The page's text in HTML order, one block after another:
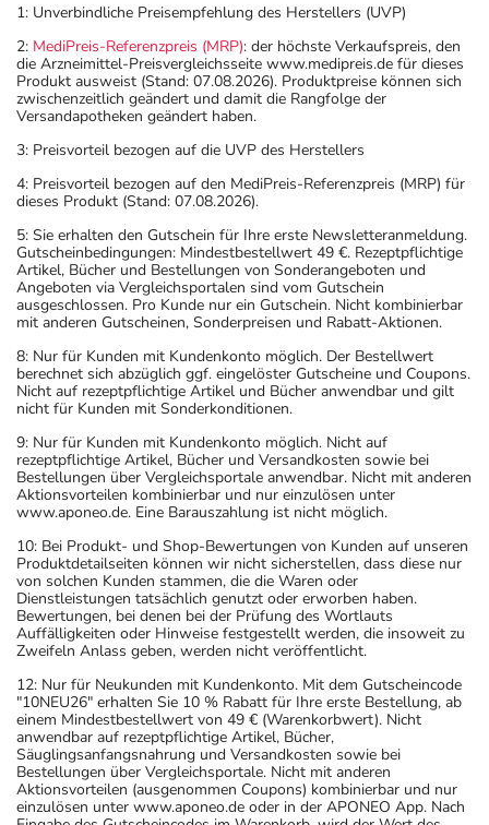
1: Unverbindliche Preisempfehlung des Herstellers (UVP)
2: MediPreis-Referenzpreis (MRP): der höchste Verkaufspreis, den
die Arzneimittel-Preisvergleichsseite www.medipreis.de für dieses
Produkt ausweist (Stand: 07.08.2026). Produktpreise können sich
zwischenzeitlich geändert und damit die Rangfolge der
Versandapotheken geändert haben.
3: Preisvorteil bezogen auf die UVP des Herstellers
4: Preisvorteil bezogen auf den MediPreis-Referenzpreis (MRP) für
dieses Produkt (Stand: 07.08.2026).
5: Sie erhalten den Gutschein für Ihre erste Newsletteranmeldung.
Gutscheinbedingungen: Mindestbestellwert 49 €. Rezeptpflichtige
Artikel, Bücher und Bestellungen von Sonderangeboten und
Angeboten via Vergleichsportalen sind vom Gutschein
ausgeschlossen. Pro Kunde nur ein Gutschein. Nicht kombinierbar
mit anderen Gutscheinen, Sonderpreisen und Rabatt-Aktionen.
8: Nur für Kunden mit Kundenkonto möglich. Der Bestellwert
berechnet sich abzüglich ggf. eingelöster Gutscheine und Coupons.
Nicht auf rezeptpflichtige Artikel und Bücher anwendbar und gilt
nicht für Kunden mit Sonderkonditionen.
9: Nur für Kunden mit Kundenkonto möglich. Nicht auf
rezeptpflichtige Artikel, Bücher und Versandkosten sowie bei
Bestellungen über Vergleichsportale anwendbar. Nicht mit anderen
Aktionsvorteilen kombinierbar und nur einzulösen unter
www.aponeo.de. Eine Barauszahlung ist nicht möglich.
10: Bei Produkt- und Shop-Bewertungen von Kunden auf unseren
Produktdetailseiten können wir nicht sicherstellen, dass diese nur
von solchen Kunden stammen, die die Waren oder
Dienstleistungen tatsächlich genutzt oder erworben haben.
Bewertungen, bei denen bei der Prüfung des Wortlauts
Auffälligkeiten oder Hinweise festgestellt werden, die insoweit zu
Zweifeln Anlass geben, werden nicht veröffentlicht.
12: Nur für Neukunden mit Kundenkonto. Mit dem Gutscheincode
"10NEU26" erhalten Sie 10 % Rabatt für Ihre erste Bestellung, ab
einem Mindestbestellwert von 49 € (Warenkorbwert). Nicht
anwendbar auf rezeptpflichtige Artikel, Bücher,
Säuglingsanfangsnahrung und Versandkosten sowie bei
Bestellungen über Vergleichsportale. Nicht mit anderen
Aktionsvorteilen (ausgenommen Coupons) kombinierbar und nur
einzulösen unter www.aponeo.de oder in der APONEO App. Nach